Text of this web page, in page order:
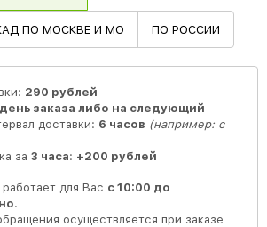
ПО МОСКВЕ И МО ПО РОССИИ
290 рублей
заказа либо на следующий
доставки: 6 часов (например: с
за 3 часа: +200 рублей
для Вас с 10:00 до
.
осуществляется при заказе